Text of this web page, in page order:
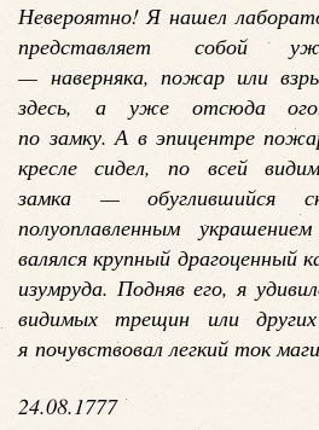
Невероятно! Я нашел
представляет собой
— наверняка, пожар или
здесь, а уже отсюда
по замку. А в эпицентре
кресле сидел, по всей
замка — обуглившийся
полуоплавленным
валялся крупный драгоценный
изумруда. Подняв его, я
видимых трещин или
я почувствовал легкий ток
24.08.1777